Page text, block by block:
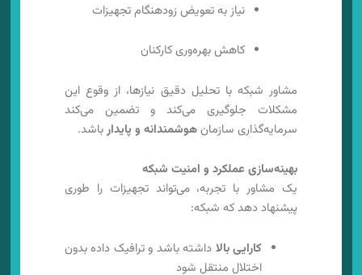
نیاز به تعویض زودهنگام تجهیزات
کاهش بهره‌وری کارکنان
مشاور شبکه با تحلیل دقیق نیازها، از وقوع این
مشکلات جلوگیری می‌کند و تضمین می‌کند
سرمایه‌گذاری سازمانهوشمندانه و پایدار باشد.
بهینه‌سازی عملکرد و امنیت شبکه
یک مشاور با تجربه، می‌تواند تجهیزات را طوری
پیشنهاد دهد که شبکه:
کارایی بالا داشته باشد و ترافیک داده بدون
اختلال منتقل شود